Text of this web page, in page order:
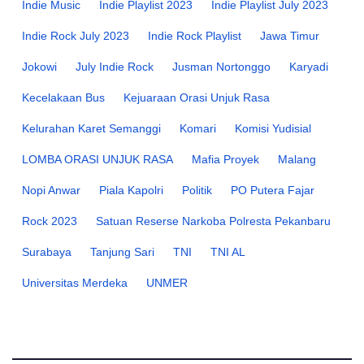
Indie Music Indie Playlist 2023 Indie Playlist July 2023
Indie Rock July 2023 Indie Rock Playlist Jawa Timur
Jokowi July Indie Rock Jusman Nortonggo Karyadi
Kecelakaan Bus Kejuaraan Orasi Unjuk Rasa
Kelurahan Karet Semanggi Komari Komisi Yudisial
LOMBA ORASI UNJUK RASA Mafia Proyek Malang
Nopi Anwar Piala Kapolri Politik PO Putera Fajar
Rock 2023 Satuan Reserse Narkoba Polresta Pekanbaru
Surabaya Tanjung Sari TNI TNI AL
Universitas Merdeka UNMER